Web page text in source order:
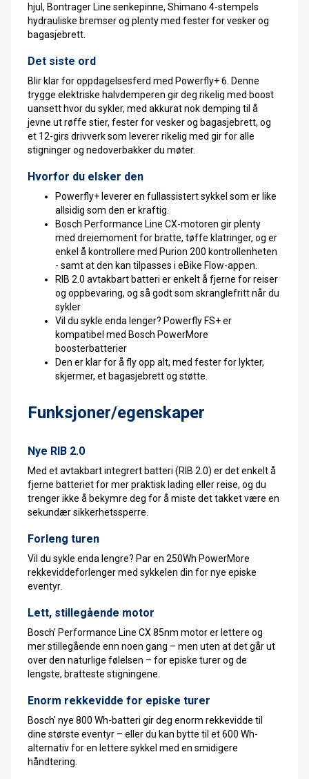
hjul, Bontrager Line senkepinne, Shimano 4-stempels
hydrauliske bremser og plenty med fester for vesker og
bagasjebrett.
Det siste ord
Blir klar for oppdagelsesferd med Powerfly+ 6. Denne
trygge elektriske halvdemperen gir deg rikelig med boost
uansett hvor du sykler, med akkurat nok demping til å
jevne ut røffe stier, fester for vesker og bagasjebrett, og
et 12-girs drivverk som leverer rikelig med gir for alle
stigninger og nedoverbakker du møter.
Hvorfor du elsker den
Powerfly+ leverer en fullassistert sykkel som er like
allsidig som den er kraftig.
Bosch Performance Line CX-motoren gir plenty
med dreiemoment for bratte, tøffe klatringer, og er
enkel å kontrollere med Purion 200 kontrollenheten
- samt at den kan tilpasses i eBike Flow-appen.
RIB 2.0 avtakbart batteri er enkelt å fjerne for reiser
og oppbevaring, og så godt som skranglefritt når du
sykler
Vil du sykle enda lenger? Powerfly FS+ er
kompatibel med Bosch PowerMore
boosterbatterier
Den er klar for å fly opp alt, med fester for lykter,
skjermer, et bagasjebrett og støtte.
Funksjoner/egenskaper
Nye RIB 2.0
Med et avtakbart integrert batteri (RIB 2.0) er det enkelt å
fjerne batteriet for mer praktisk lading eller reise, og du
trenger ikke å bekymre deg for å miste det takket være en
sekundær sikkerhetssperre.
Forleng turen
Vil du sykle enda lengre? Par en 250Wh PowerMore
rekkeviddeforlenger med sykkelen din for nye episke
eventyr.
Lett, stillegående motor
Bosch' Performance Line CX 85nm motor er lettere og
mer stillegående enn noen gang – men uten at det går ut
over den naturlige følelsen – for episke turer og de
lengste, bratteste stigningene.
Enorm rekkevidde for episke turer
Bosch' nye 800 Wh-batteri gir deg enorm rekkevidde til
dine største eventyr – eller du kan bytte til et 600 Wh-
alternativ for en lettere sykkel med en smidigere
håndtering.